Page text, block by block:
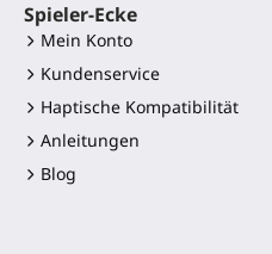
Spieler-Ecke
Mein Konto
Kundenservice
Haptische Kompatibilität
Anleitungen
Blog